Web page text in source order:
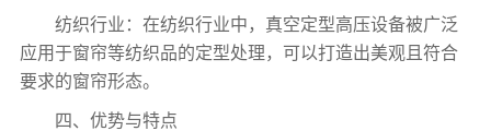
纺织行业：在纺织行业中，真空定型高压设备被广泛
应用于窗帘等纺织品的定型处理，可以打造出美观且符合
要求的窗帘形态。
四、优势与特点